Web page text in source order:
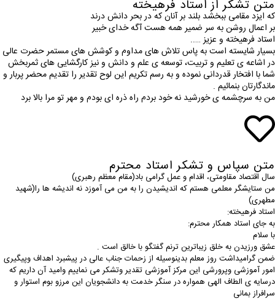
متن تشکر از استاد فرهیخته
که ایزد مقامی ببخشد بلند بر آنان که در بحر دانش درند
بر اعمال روشن به سر ضمیر همه هست آگه خدای خبیر
استاد فرهیخته و عزیز …..
بسیار شایسته است به پاس تلاش های مداوم و کوشش های مستمر حضرت عالی
در اشاعه ی تعلیم و تربیت، توسعه ی علم و دانش و نیز کارگشایی های ثمربخش
شما با افتخار قدردانی نموده و به رسم تکریم این لوح تقدیر را تقدیم محضر پربار و
ماندگارتان بنمائیم .
من به سرچشمه ی خورشید نه خود بردم راه ذره ای بودم و مهر تو مرا بالا برد
متن سپاس و تشکر استاد محترم
سال اقتصاد مقاومتی، اقدام و عمل گرامی باد(مقام معظم رهبری)
من ستایشگر معلمی هستم که اندیشیدن را به من می آموزد نه اندیشه ها را(شهید
مطهری)
استاد فرهیخته:
به جای استاد همکار محترم:
با سلام
عشق ورزیدن به خلق زیباترین ترنم گفتگو با خالق است .
ضمن گرامیداشت روز معلم بدینوسیله از زحمات جناب عالی در پیشبرد اهداف وپیگیری
امور آموزشی وپرورشی این مرکز آموزشی تقدیر وتشکر می نماییم وامید آن داریم که
درسایه ی الطاف الهی همواره در سنگر خدمت به دانشجویان این مرزو بوم استوار و
سرافراز بمانی